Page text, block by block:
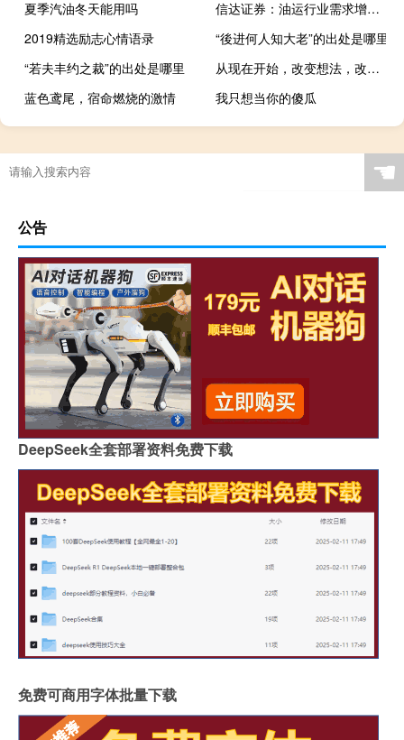
夏季汽油冬天能用吗
信达证券：油运行业需求增量有望释放运价弹性
2019精选励志心情语录
“後进何人知大老”的出处是哪里
“若夫丰约之裁”的出处是哪里
从现在开始，改变想法，改变生活
蓝色鸢尾，宿命燃烧的激情
我只想当你的傻瓜
☚
公告
DeepSeek全套部署资料免费下载
免费可商用字体批量下载